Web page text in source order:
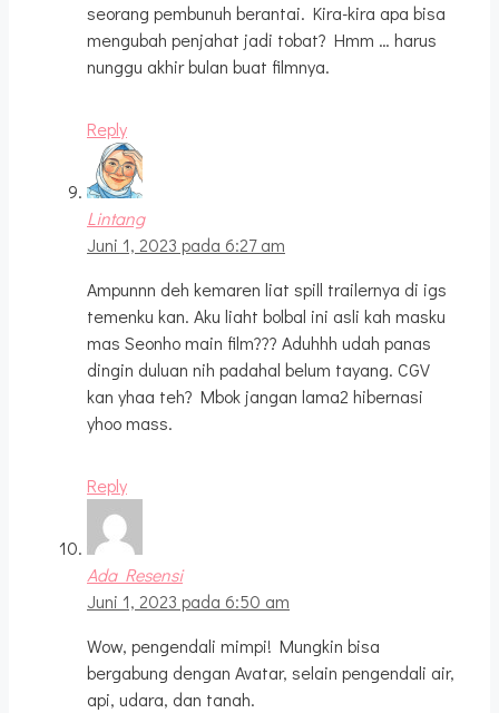
seorang pembunuh berantai. Kira-kira apa bisa
mengubah penjahat jadi tobat? Hmm … harus
nunggu akhir bulan buat filmnya.
Reply
Lintang
Juni 1, 2023 pada 6:27 am
Ampunnn deh kemaren liat spill trailernya di igs
temenku kan. Aku liaht bolbal ini asli kah masku
mas Seonho main film??? Aduhhh udah panas
dingin duluan nih padahal belum tayang. CGV
kan yhaa teh? Mbok jangan lama2 hibernasi
yhoo mass.
Reply
Ada Resensi
Juni 1, 2023 pada 6:50 am
Wow, pengendali mimpi! Mungkin bisa
bergabung dengan Avatar, selain pengendali air,
api, udara, dan tanah.